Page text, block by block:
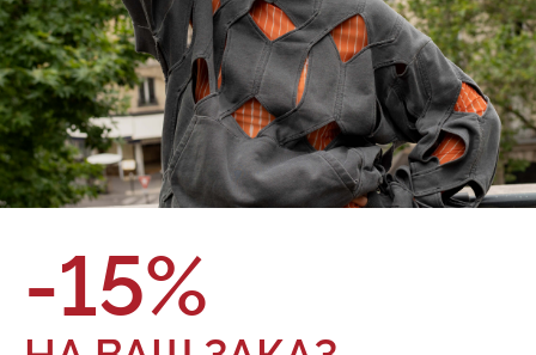
О товаре Оплата и доставка
Бренд: Red September
Состав:100% хлопок
Цвет:
Размер:
Поделиться:
-15%